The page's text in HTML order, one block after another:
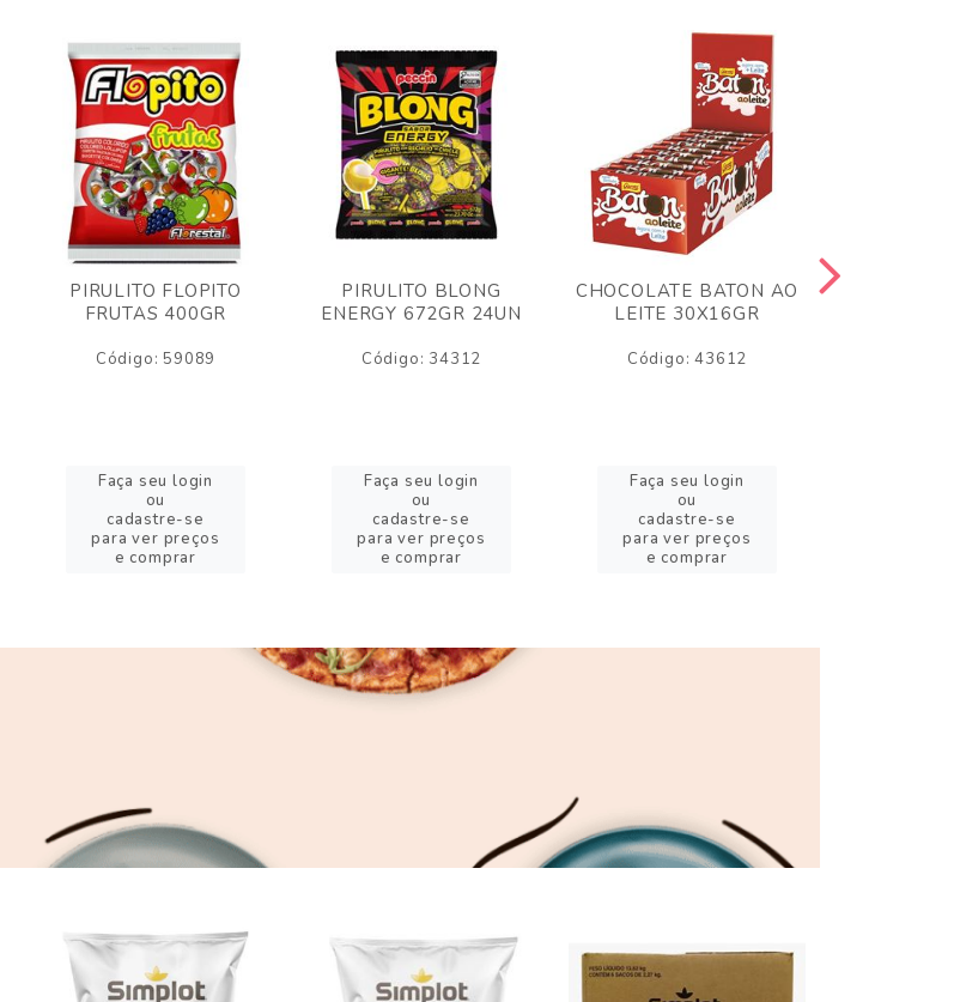
PIRULITO FLOPITO
FRUTAS 400GR
Código: 59089
Faça seu login
ou
cadastre-se
para ver preços
e comprar
PIRULITO BLONG
ENERGY 672GR 24UN
Código: 34312
Faça seu login
ou
cadastre-se
para ver preços
e comprar
CHOCOLATE BATON AO
LEITE 30X16GR
Código: 43612
Faça seu login
ou
cadastre-se
para ver preços
e comprar